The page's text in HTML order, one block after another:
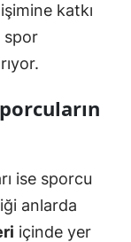
katkı
spor
ise sporcu
anlarda
içinde yer